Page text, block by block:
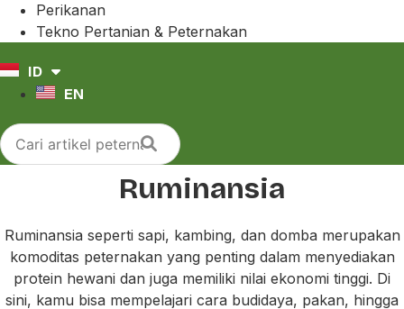
Perikanan
Tekno Pertanian & Peternakan
ID
EN
Ruminansia
Ruminansia seperti sapi, kambing, dan domba merupakan
komoditas peternakan yang penting dalam menyediakan
protein hewani dan juga memiliki nilai ekonomi tinggi. Di
sini, kamu bisa mempelajari cara budidaya, pakan, hingga